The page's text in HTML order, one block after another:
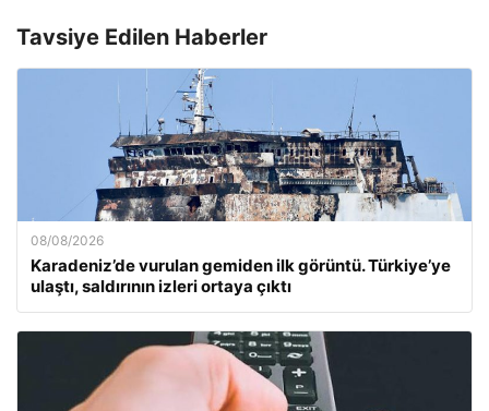
Tavsiye Edilen Haberler
08/08/2026
Karadeniz’de vurulan gemiden ilk görüntü. Türkiye’ye
ulaştı, saldırının izleri ortaya çıktı